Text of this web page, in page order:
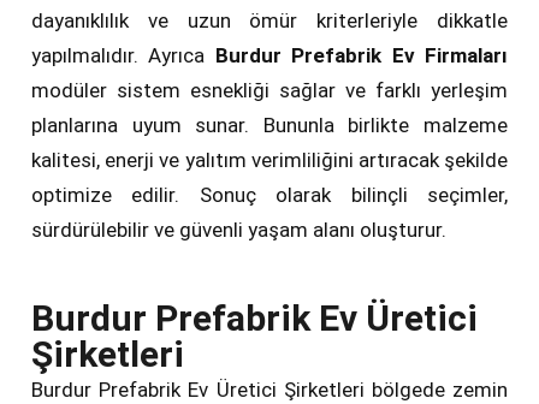
dayanıklılık ve uzun ömür kriterleriyle dikkatle
yapılmalıdır. Ayrıca Burdur Prefabrik Ev Firmaları
modüler sistem esnekliği sağlar ve farklı yerleşim
planlarına uyum sunar. Bununla birlikte malzeme
kalitesi, enerji ve yalıtım verimliliğini artıracak şekilde
optimize edilir. Sonuç olarak bilinçli seçimler,
sürdürülebilir ve güvenli yaşam alanı oluşturur.
Burdur Prefabrik Ev Üretici
Şirketleri
Burdur Prefabrik Ev Üretici Şirketleri bölgede zemin